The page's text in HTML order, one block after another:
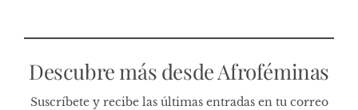
Descubre más desde Afroféminas
Suscríbete y recibe las últimas entradas en tu correo